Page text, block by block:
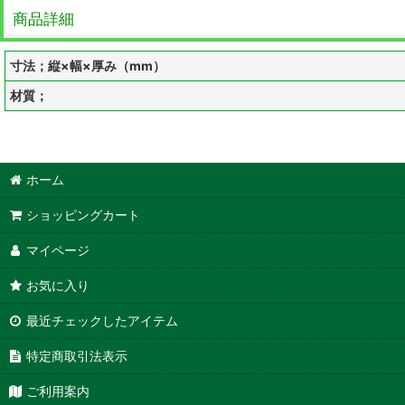
商品詳細
寸法；縦×幅×厚み（mm）
材質；
ホーム
ショッピングカート
マイページ
お気に入り
最近チェックしたアイテム
特定商取引法表示
ご利用案内